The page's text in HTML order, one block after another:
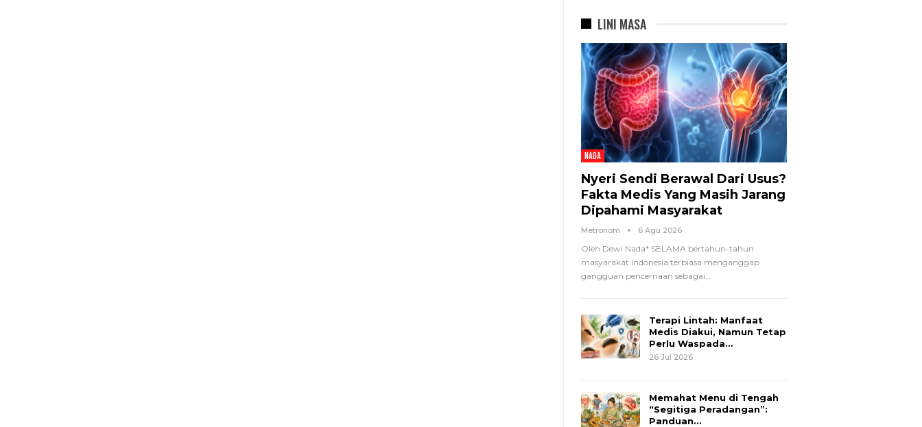
LINI MASA
NADA
Nyeri Sendi Berawal Dari Usus?
Fakta Medis Yang Masih Jarang
Dipahami Masyarakat
Metronom 6 Agu 2026
Oleh Dewi Nada* SELAMA bertahun-tahun
masyarakat Indonesia terbiasa menganggap
gangguan pencernaan sebagai…
Terapi Lintah: Manfaat
Medis Diakui, Namun Tetap
Perlu Waspada…
26 Jul 2026
Memahat Menu di Tengah
“Segitiga Peradangan”:
Panduan…